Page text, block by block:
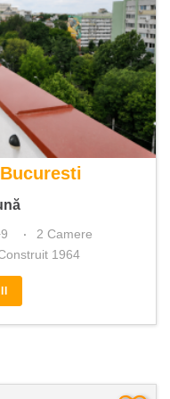
2 camere
2 Camere
1964